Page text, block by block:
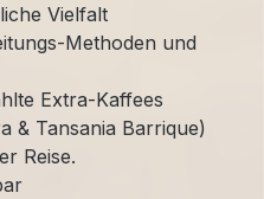
Vielfalt
Methoden und
Extra-Kaffees
& Tansania Barrique)
Reise.